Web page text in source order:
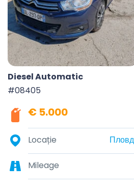
Diesel Automatic
#08405
€ 5.000
Locație
Mileage